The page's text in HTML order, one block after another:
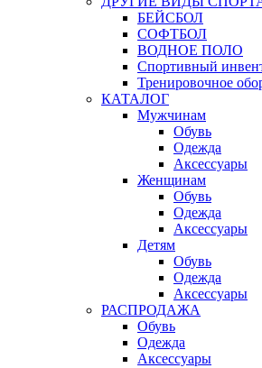
БЕЙСБОЛ
СОФТБОЛ
ВОДНОЕ ПОЛО
Спортивный
Тренировочное
КАТАЛОГ
Мужчинам
Обувь
Одежда
Аксессуары
Женщинам
Обувь
Одежда
Аксессуары
Детям
Обувь
Одежда
Аксессуары
РАСПРОДАЖА
Обувь
Одежда
Аксессуары